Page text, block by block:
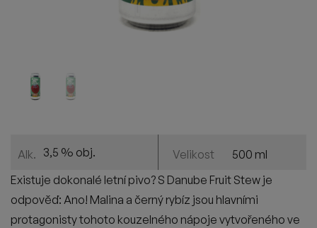
Alk. 3,5 % obj. Velikost
500 ml
Existuje dokonalé letní pivo? S Danube Fruit Stew je
odpověď: Ano! Malina a černý rybíz jsou hlavními
protagonisty tohoto kouzelného nápoje vytvořeného ve